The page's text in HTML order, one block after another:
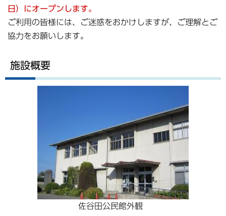
日）にオープンします。
ご利用の皆様には、ご迷惑をおかけしますが、ご理解とご
協力をお願いします。
施設概要
佐谷田公民館外観